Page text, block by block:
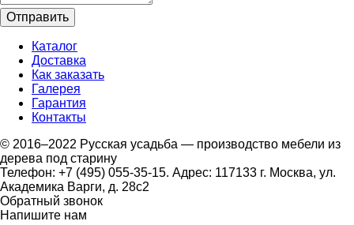
Каталог
Доставка
Как заказать
Галерея
Гарантия
Контакты
© 2016–2022 Русская усадьба — производство мебели из
дерева под старину
Телефон: +7 (495) 055-35-15. Адрес: 117133 г. Москва, ул.
Академика Варги, д. 28с2
Обратный звонок
Напишите нам